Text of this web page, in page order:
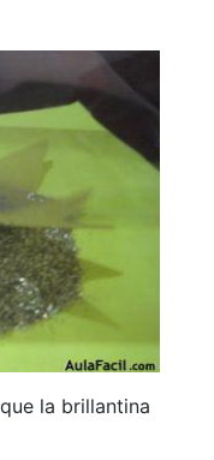
la brillantina